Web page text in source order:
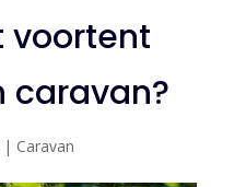
voortent
caravan?
| Caravan